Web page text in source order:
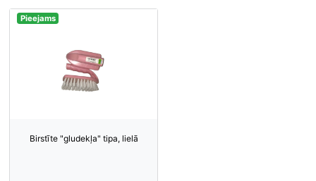
Pieejams
Birstīte "gludekļa" tipa, lielā